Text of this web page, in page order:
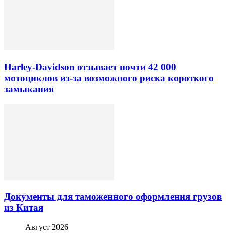
Harley-Davidson отзывает почти 42 000
мотоциклов из-за возможного риска короткого
замыкания
Документы для таможенного оформления грузов
из Китая
Август 2026